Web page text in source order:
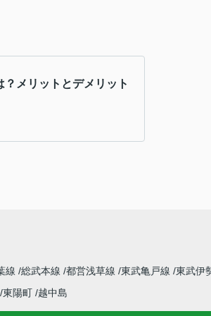
メリットとデメリット
線 総武本線 都営浅草線 東武亀戸線 東武伊
東陽町 越中島